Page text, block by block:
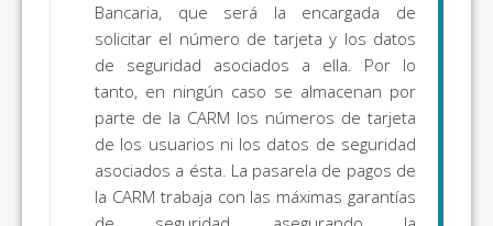
Bancaria, que será la encargada de
solicitar el número de tarjeta y los datos
de seguridad asociados a ella. Por lo
tanto, en ningún caso se almacenan por
parte de la CARM los números de tarjeta
de los usuarios ni los datos de seguridad
asociados a ésta. La pasarela de pagos de
la CARM trabaja con las máximas garantías